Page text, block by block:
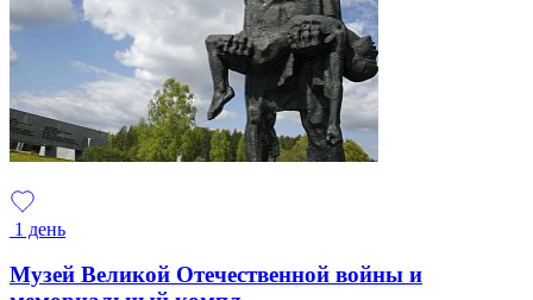
1 день
Музей Великой Отечественной войны и